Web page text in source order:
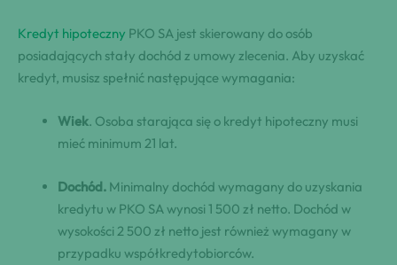
Kredyt hipoteczny PKO SA jest skierowany do osób
posiadających stały dochód z umowy zlecenia. Aby uzyskać
kredyt, musisz spełnić następujące wymagania:
Wiek. Osoba starająca się o kredyt hipoteczny musi
mieć minimum 21 lat.
Dochód. Minimalny dochód wymagany do uzyskania
kredytu w PKO SA wynosi 1 500 zł netto. Dochód w
wysokości 2 500 zł netto jest również wymagany w
przypadku współkredytobiorców.